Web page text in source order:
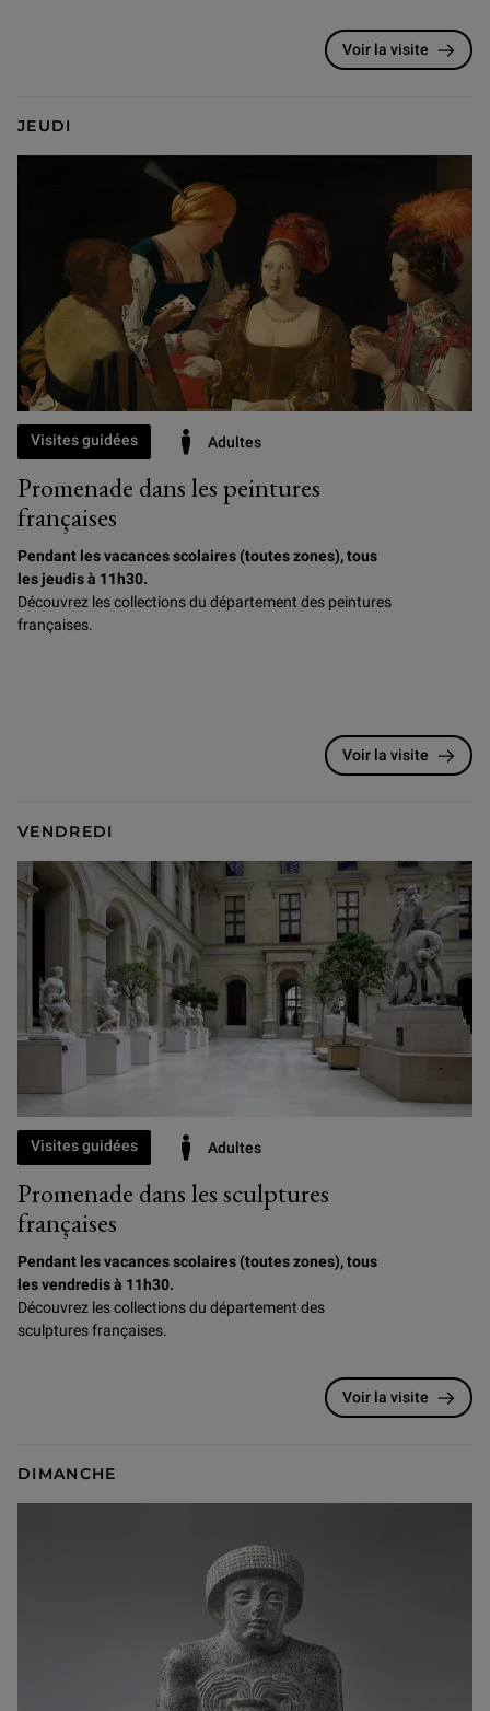
Voir la visite
JEUDI
Promenade dans les peintures
françaises
Visites guidées Adultes
Pendant les vacances scolaires (toutes zones), tous
les jeudis à 11h30.
Découvrez les collections du département des peintures
françaises.
Voir la visite
VENDREDI
Promenade dans les sculptures
françaises
Visites guidées Adultes
Pendant les vacances scolaires (toutes zones), tous
les vendredis à 11h30.
Découvrez les collections du département des
sculptures françaises.
Voir la visite
DIMANCHE